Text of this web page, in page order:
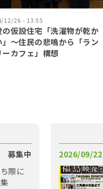
12/26 - 13:55
の仮設住宅「洗濯物が乾か
」〜住民の悲鳴から「ラン
ーカフェ」構想
募集中
際に
2026/09/